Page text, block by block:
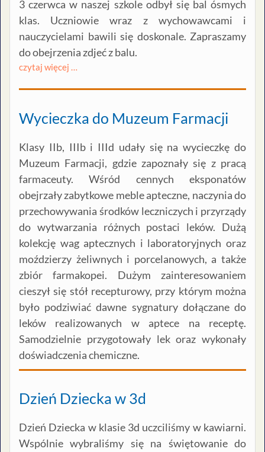
3 czerwca w naszej szkole odbył się bal ósmych
klas. Uczniowie wraz z wychowawcami i
nauczycielami bawili się doskonale. Zapraszamy
do obejrzenia zdjeć z balu.
czytaj więcej …
Wycieczka do Muzeum Farmacji
Klasy IIb, IIIb i IIId udały się na wycieczkę do
Muzeum Farmacji, gdzie zapoznały się z pracą
farmaceuty. Wśród cennych eksponatów
obejrzały zabytkowe meble apteczne, naczynia do
przechowywania środków leczniczych i przyrządy
do wytwarzania różnych postaci leków. Dużą
kolekcję wag aptecznych i laboratoryjnych oraz
moździerzy żeliwnych i porcelanowych, a także
zbiór farmakopei. Dużym zainteresowaniem
cieszył się stół recepturowy, przy którym można
było podziwiać dawne sygnatury dołączane do
leków realizowanych w aptece na receptę.
Samodzielnie przygotowały lek oraz wykonały
doświadczenia chemiczne.
Dzień Dziecka w 3d
Dzień Dziecka w klasie 3d uczciliśmy w kawiarni.
Wspólnie wybraliśmy się na świętowanie do